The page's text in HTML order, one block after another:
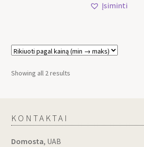
Įsiminti
Showing all 2 results
KONTAKTAI
Domosta, UAB